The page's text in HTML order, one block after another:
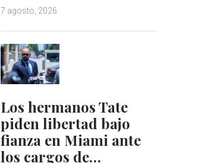
7 agosto, 2026
Los hermanos Tate
piden libertad bajo
fianza en Miami ante
los cargos de…